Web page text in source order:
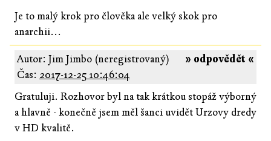
Je to malý krok pro člověka ale velký skok pro
anarchii...
» odpovědět «
Autor: Jim Jimbo (neregistrovaný)
Čas: 2017-12-25 10:46:04
Gratuluji. Rozhovor byl na tak krátkou stopáž výborný
a hlavně - konečně jsem měl šanci uvidět Urzovy dredy
v HD kvalitě.